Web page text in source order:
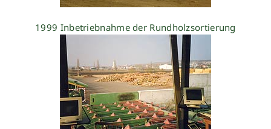
1999 Inbetriebnahme der Rundholzsortierung